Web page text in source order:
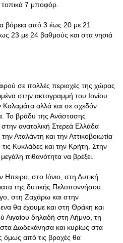
7 μποφόρ.
βόρεια από 3 έως 20 με 21
23 με 24 βαθμούς και στα νησιά
σε πολλές περιοχές της χώρας
στην ακτογραμμή του Ιονίου
Καλαμάτα αλλά και σε σχεδόν
Το βράδυ της Ανάστασης
στην ανατολική Στερεά Ελλάδα
Αταλάντη και την Αττικοβοιωτία
Κυκλάδες και την Κρήτη. Στην
πιθανότητα να βρέξει.
στο Ιόνιο, στη Δυτική
της δυτικής Πελοποννήσου
στη Ζαχάρω και στην
θα έχουμε και στη Θράκη και
Αιγαίου δηλαδή στη Λήμνο, τη
Δωδεκάνησα και κυρίως στα
όμως από τις βροχές θα